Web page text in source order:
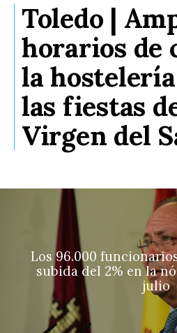
Toledo |
horarios de
la
las fiestas
Virgen del
Los 96.000
subida del 2% en la
julio